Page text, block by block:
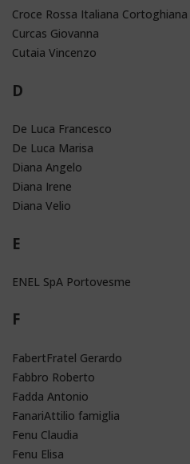
Croce Rossa Italiana Cortoghiana
Curcas Giovanna
Cutaia Vincenzo
D
De Luca Francesco
De Luca Marisa
Diana Angelo
Diana Irene
Diana Velio
E
ENEL SpA Portovesme
F
FabertFratel Gerardo
Fabbro Roberto
Fadda Antonio
FanariAttilio famiglia
Fenu Claudia
Fenu Elisa